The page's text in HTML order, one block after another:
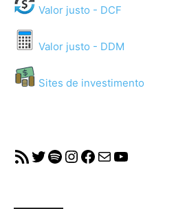
Valor justo - DCF
Valor justo - DDM
Sites de investimento
RSS FeedTwitter
Spotify
Instagram
Facebook
MailYouTube